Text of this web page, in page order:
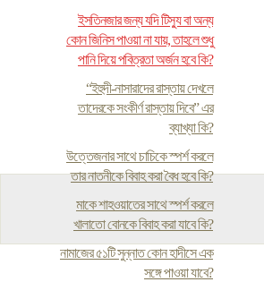
ইসতিনজার জন্য যদি টিস্যু বা অন্য
কোন জিনিস পাওয়া না যায়, তাহলে শুধু
পানি দিয়ে পবিত্রতা অর্জন হবে কি?
“ইহুদী-নাসারাদের রাস্তায় দেখলে
তাদেরকে সংকীর্ণ রাস্তায় দিবে” এর
ব্যাখ্যা কি?
উত্তেজনার সাথে চাচিকে স্পর্শ করলে
তার নাতনীকে বিবাহ করা বৈধ হবে কি?
মাকে শাহওয়াতের সাথে স্পর্শ করলে
খালাতো বোনকে বিবাহ করা যাবে কি?
নামাজের ৫১টি সুন্নাত কোন হাদীসে এক
সঙ্গে পাওয়া যাবে?